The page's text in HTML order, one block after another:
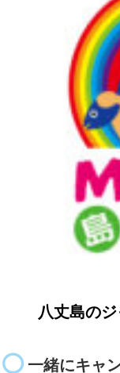
八丈島の
一緒にキャ